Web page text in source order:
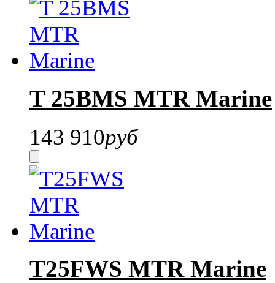
T 25BMS MTR Marine
143 910руб
T25FWS MTR Marine